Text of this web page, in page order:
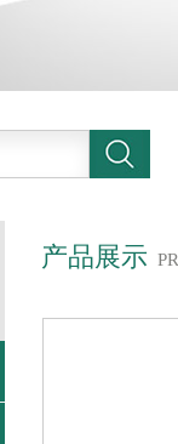
产品展示